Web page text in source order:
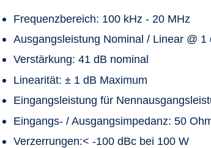
Frequenzbereich: 100 kHz - 20 MHz
Ausgangsleistung Nominal / Linear @
Verstärkung: 41 dB nominal
Linearität: ± 1 dB Maximum
Eingangsleistung für
Eingangs- / Ausgangsimpedanz: 50
Verzerrungen:< -100 dBc bei 100 W